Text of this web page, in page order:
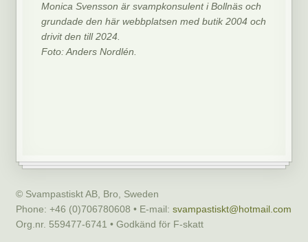
Monica Svensson är svampkonsulent i Bollnäs och
grundade den här webbplatsen med butik 2004 och
drivit den till 2024.
Foto: Anders Nordlén.
© Svampastiskt AB, Bro, Sweden
Phone: +46 (0)706780608 • E-mail: svampastiskt@hotmail.com
Org.nr. 559477-6741 • Godkänd för F-skatt